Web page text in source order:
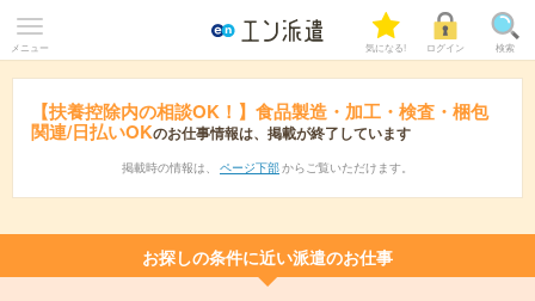
メニュー 気になる! ログイン 検索
【扶養控除内の相談OK！】食品製造・加工・検査・梱包
関連/日払いOKのお仕事情報は、掲載が終了しています
掲載時の情報は、 ページ下部 からご覧いただけます。
お探しの条件に近い派遣のお仕事